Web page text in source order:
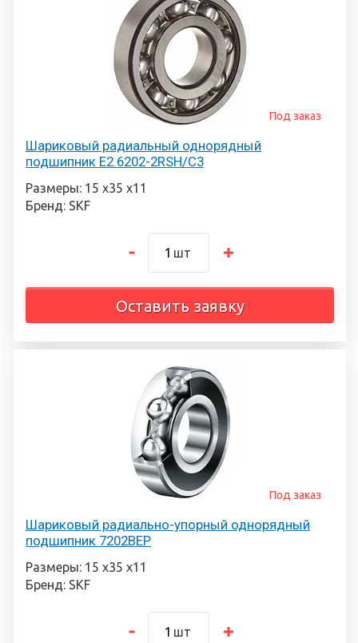
Шариковый радиальный однорядный
подшипник E2.6202-2RSH/C3
Под заказ
Размеры: 15 х35 х11
Бренд: SKF
шт
Оставить заявку
Шариковый радиально-упорный однорядный
подшипник 7202BEP
Под заказ
Размеры: 15 х35 х11
Бренд: SKF
шт